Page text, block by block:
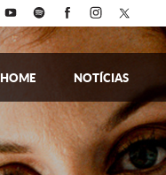
HOME NOTÍCIAS